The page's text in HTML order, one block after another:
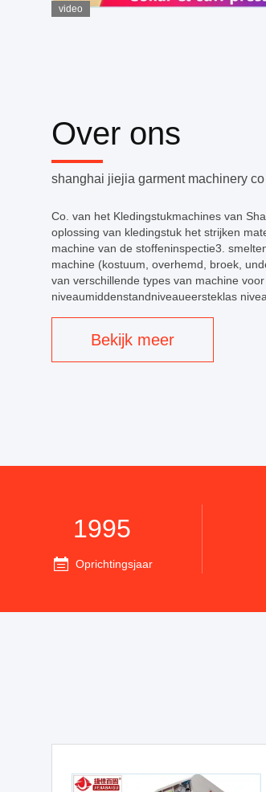
video
Over ons
shanghai jiejia garment machinery co
Co. van het Kledingstukmachines van
oplossing van kledingstuk het strijken
machine van de stoffeninspectie3.
machine (kostuum, overhemd, broek,
van verschillende types van machine
niveaumiddenstandniveaueersteklas
Bekijk meer
1995
Oprichtingsjaar